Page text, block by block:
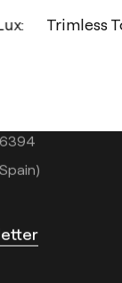
Trimless